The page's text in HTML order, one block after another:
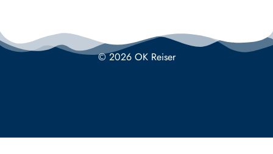
© 2026 OK Reiser